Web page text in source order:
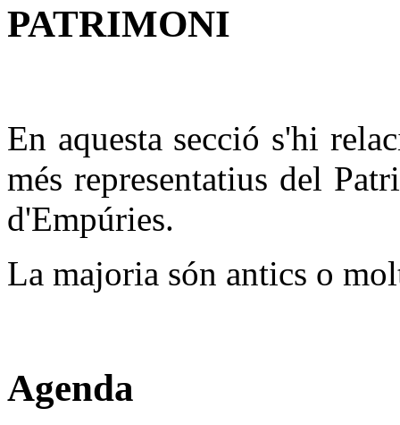
PATRIMONI
En aquesta secció s'hi
més representatius del
d'Empúries.
La majoria són antics o
Agenda